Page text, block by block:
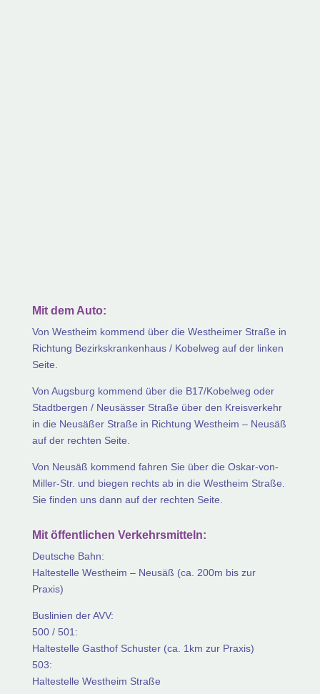
Mit dem Auto:
Von Westheim kommend über die Westheimer Straße in
Richtung Bezirkskrankenhaus / Kobelweg auf der linken
Seite.
Von Augsburg kommend über die B17/Kobelweg oder
Stadtbergen / Neusässer Straße über den Kreisverkehr
in die Neusäßer Straße in Richtung Westheim – Neusäß
auf der rechten Seite.
Von Neusäß kommend fahren Sie über die Oskar-von-
Miller-Str. und biegen rechts ab in die Westheim Straße.
Sie finden uns dann auf der rechten Seite.
Mit öffentlichen Verkehrsmitteln:
Deutsche Bahn:
Haltestelle Westheim – Neusäß (ca. 200m bis zur
Praxis)
Buslinien der AVV:
500 / 501:
Haltestelle Gasthof Schuster (ca. 1km zur Praxis)
503:
Haltestelle Westheim Straße